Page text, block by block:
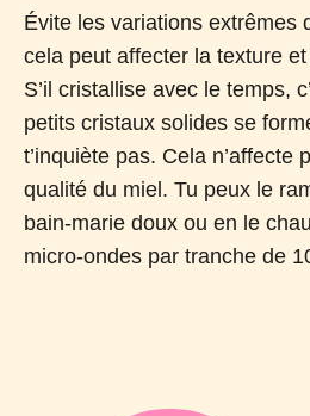
Évite les variations extrêmes
cela peut affecter la texture
S’il cristallise avec le temps,
petits cristaux solides se
t’inquiète pas. Cela n’affecte
qualité du miel. Tu peux le
bain-marie doux ou en le
micro-ondes par tranche de